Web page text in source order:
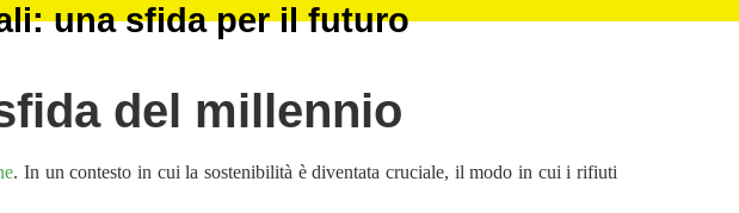
una sfida per il futuro
del millennio
. In un contesto in cui la sostenibilità è diventata cruciale, il modo in cui i rifiuti